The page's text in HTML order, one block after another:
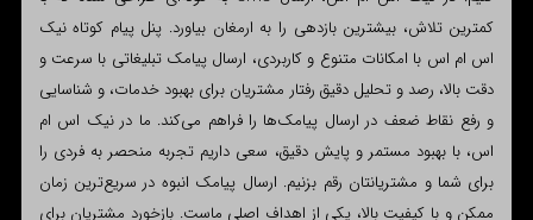
کمترین تلاش، بیشترین بازدهی را به ارمغان بیاورد. پنل پیام کوتاه نیک
اس ام اس با امکانات متنوع و کاربردی، ارسال پیامک تبلیغاتی با سرعت و
دقت بالا، رصد و تحلیل دقیق رفتار مشتریان برای بهبود خدمات، و شناسایی
و رفع نقاط ضعف در ارسال پیامک‌ها را فراهم می‌کند. ما در نیک اس ام
اس، با بهبود مستمر و پایش دقیق، سعی داریم تجربه منحصر به فردی را
برای شما و مشتریانتان رقم بزنیم. ارسال پیامک انبوه در سریع‌ترین زمان
ممکن و با کیفیت بالا، یکی از اهداف اصلی ماست. بازخورد مشتریان برای